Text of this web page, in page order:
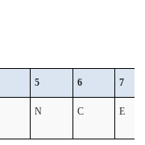
5 6 7
N C E